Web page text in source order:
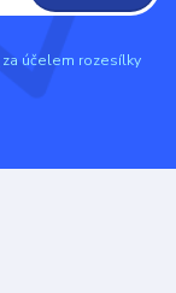
za účelem rozesílky